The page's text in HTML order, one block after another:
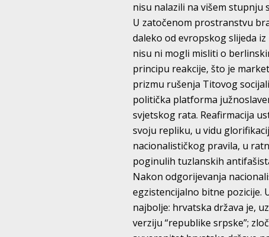
nisu nalazili na višem stupnju
U zatočenom prostranstvu
daleko od evropskog slijeda
nisu ni mogli misliti o
principu reakcije, što je
prizmu rušenja Titovog
politička platforma
svjetskog rata. Reafirmacija
svoju repliku, u vidu
nacionalističkog pravila, u
poginulih tuzlanskih
Nakon odgorijevanja
egzistencijalno bitne pozicije.
najbolje: hrvatska država je,
verziju “republike srpske”;